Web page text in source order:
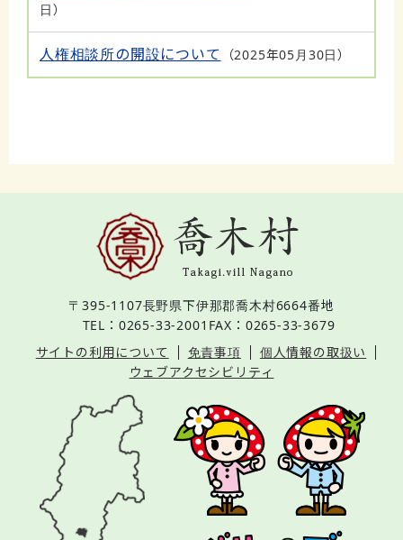
日
人権相談所の開設について 2025年05月30日
〒395-1107長野県下伊那郡喬木村6664番地
TEL：0265-33-2001 FAX：0265-33-3679
サイトの利用について
免責事項
個人情報の取扱い
ウェブアクセシビリティ